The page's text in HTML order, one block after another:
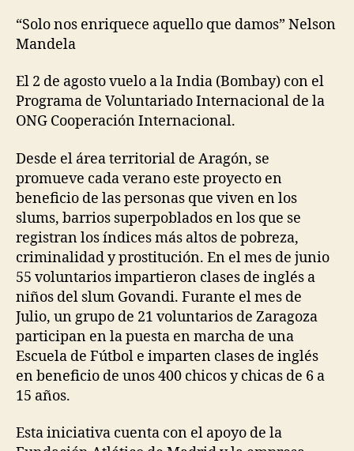
“Solo nos enriquece aquello que damos” Nelson
Mandela
El 2 de agosto vuelo a la India (Bombay) con el
Programa de Voluntariado Internacional de la
ONG Cooperación Internacional.
Desde el área territorial de Aragón, se
promueve cada verano este proyecto en
beneficio de las personas que viven en los
slums, barrios superpoblados en los que se
registran los índices más altos de pobreza,
criminalidad y prostitución. En el mes de junio
55 voluntarios impartieron clases de inglés a
niños del slum Govandi. Furante el mes de
Julio, un grupo de 21 voluntarios de Zaragoza
participan en la puesta en marcha de una
Escuela de Fútbol e imparten clases de inglés
en beneficio de unos 400 chicos y chicas de 6 a
15 años.
Esta iniciativa cuenta con el apoyo de la